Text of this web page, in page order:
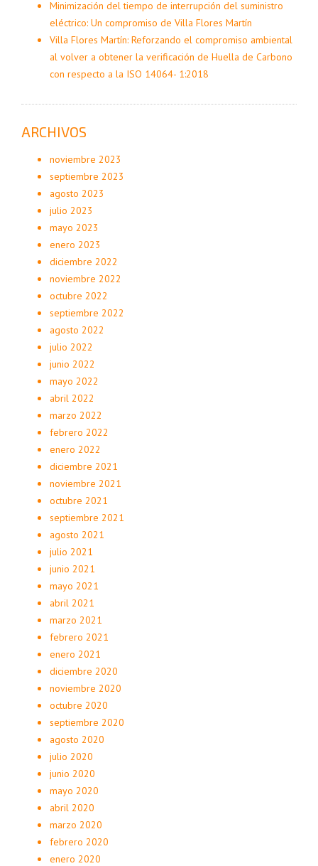
Minimización del tiempo de interrupción del suministro
eléctrico: Un compromiso de Villa Flores Martín
Villa Flores Martín: Reforzando el compromiso ambiental
al volver a obtener la verificación de Huella de Carbono
con respecto a la ISO 14064- 1:2018
ARCHIVOS
noviembre 2023
septiembre 2023
agosto 2023
julio 2023
mayo 2023
enero 2023
diciembre 2022
noviembre 2022
octubre 2022
septiembre 2022
agosto 2022
julio 2022
junio 2022
mayo 2022
abril 2022
marzo 2022
febrero 2022
enero 2022
diciembre 2021
noviembre 2021
octubre 2021
septiembre 2021
agosto 2021
julio 2021
junio 2021
mayo 2021
abril 2021
marzo 2021
febrero 2021
enero 2021
diciembre 2020
noviembre 2020
octubre 2020
septiembre 2020
agosto 2020
julio 2020
junio 2020
mayo 2020
abril 2020
marzo 2020
febrero 2020
enero 2020